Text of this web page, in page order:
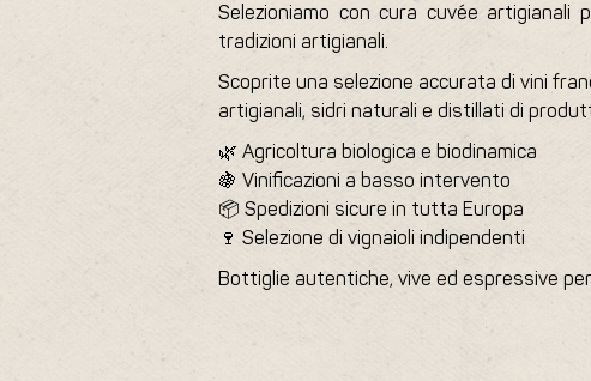
Selezioniamo con cura cuvée
tradizioni artigianali.
Scoprite una selezione accurata di vini
artigianali, sidri naturali e distillati di
🌿 Agricoltura biologica e biodinamica
🍇 Vinificazioni a basso intervento
📦 Spedizioni sicure in tutta Europa
🍷 Selezione di vignaioli indipendenti
Bottiglie autentiche, vive ed espressive